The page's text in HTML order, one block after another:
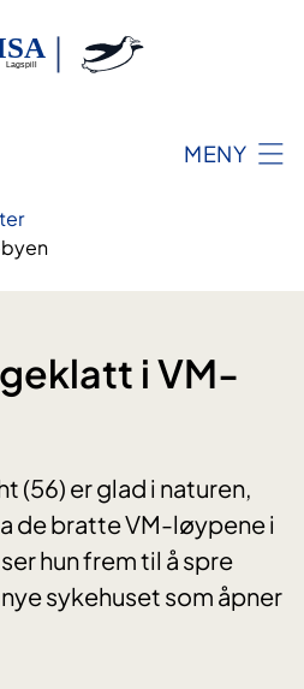
MENY
i VM-
(56) er glad i naturen,
de bratte VM-løypene i
hun frem til å spre
sykehuset som åpner